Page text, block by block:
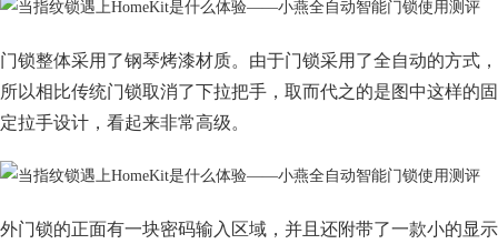
门锁整体采用了钢琴烤漆材质。由于门锁采用了全自动的方式，
所以相比传统门锁取消了下拉把手，取而代之的是图中这样的固
定拉手设计，看起来非常高级。
外门锁的正面有一块密码输入区域，并且还附带了一款小的显示